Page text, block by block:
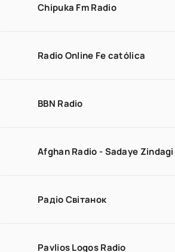
Chipuka Fm Radio
Radio Online Fe católica
BBN Radio
Afghan Radio - Sadaye Zindagi
Радіо Світанок
Pavlios Logos Radio